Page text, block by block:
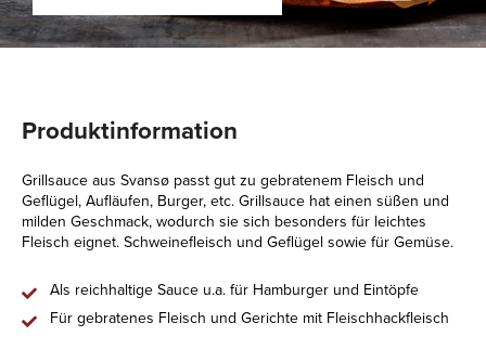
Produktinformation
Grillsauce aus Svansø passt gut zu gebratenem Fleisch und
Geflügel, Aufläufen, Burger, etc. Grillsauce hat einen süßen und
milden Geschmack, wodurch sie sich besonders für leichtes
Fleisch eignet. Schweinefleisch und Geflügel sowie für Gemüse.
Als reichhaltige Sauce u.a. für Hamburger und Eintöpfe
Für gebratenes Fleisch und Gerichte mit Fleischhackfleisch